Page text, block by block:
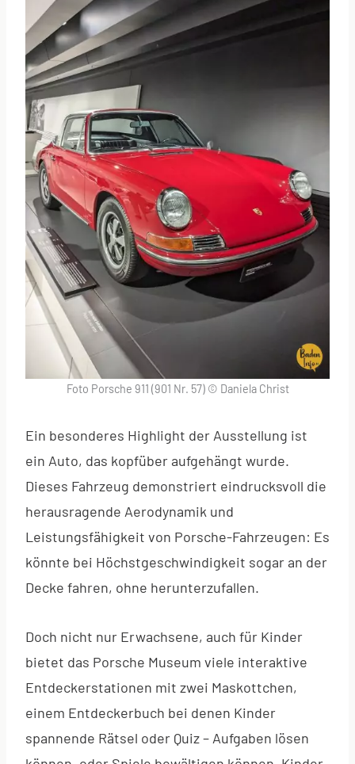
Foto Porsche 911 (901 Nr. 57) © Daniela Christ
Ein besonderes Highlight der Ausstellung ist
ein Auto, das kopfüber aufgehängt wurde.
Dieses Fahrzeug demonstriert eindrucksvoll die
herausragende Aerodynamik und
Leistungsfähigkeit von Porsche-Fahrzeugen: Es
könnte bei Höchstgeschwindigkeit sogar an der
Decke fahren, ohne herunterzufallen.
Doch nicht nur Erwachsene, auch für Kinder
bietet das Porsche Museum viele interaktive
Entdeckerstationen mit zwei Maskottchen,
einem Entdeckerbuch bei denen Kinder
spannende Rätsel oder Quiz – Aufgaben lösen